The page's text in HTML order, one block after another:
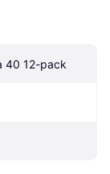
40 12-pack